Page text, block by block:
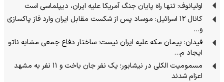
اولیانوف: تنها راه پایان جنگ آمریکا علیه ایران، دیپلماسی است
کانال ۱۲ اسرائیل: موساد پس از شکست مقابل ایران وارد فاز پاکسازی
و…
فیدان: پیمان مکه علیه ایران نیست؛ ساختار دفاع جمعی مشابه ناتو
ایجاد م…
مسمومیت الکلی در نیشابور؛ یک نفر جان باخت و ۱۱ نفر به مشهد
اعزام شدند